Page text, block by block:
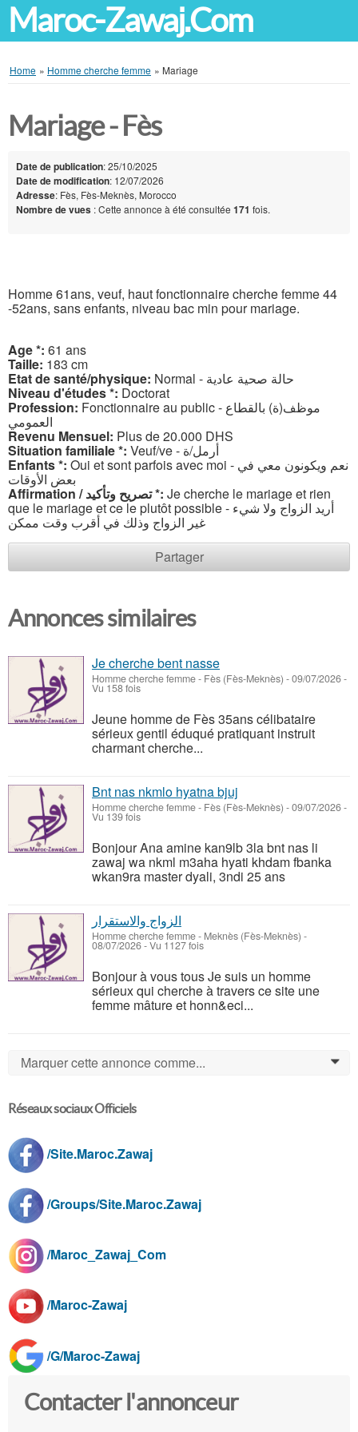
Maroc-Zawaj.Com
Home » Homme cherche femme » Mariage
Mariage - Fès
Date de publication: 25/10/2025
Date de modification: 12/07/2026
Adresse: Fès, Fès-Meknès, Morocco
Nombre de vues : Cette annonce à été consultée 171 fois.
Homme 61ans, veuf, haut fonctionnaire cherche femme 44
-52ans, sans enfants, niveau bac min pour mariage.
Age *: 61 ans
Taille: 183 cm
Etat de santé/physique: Normal - حالة صحية عادية
Niveau d'études *: Doctorat
Profession: Fonctionnaire au public - موظف(ة) بالقطاع
العمومي
Revenu Mensuel: Plus de 20.000 DHS
Situation familiale *: Veuf/ve - أرمل/ة
Enfants *: Oui et sont parfois avec moi - نعم ويكونون معي في
بعض الأوقات
Affirmation / تصريح وتأكيد *: Je cherche le mariage et rien
que le mariage et ce le plutôt possible - أريد الزواج ولا شيء
غير الزواج وذلك في أقرب وقت ممكن
Partager
Annonces similaires
Je cherche bent nasse
Homme cherche femme- Fès (Fès-Meknès) -09/07/2026 -
Vu 158 fois
Jeune homme de Fès 35ans célibataire
sérieux gentil éduqué pratiquant instruit
charmant cherche...
Bnt nas nkmlo hyatna bjuj
Homme cherche femme- Fès (Fès-Meknès) -09/07/2026 -
Vu 139 fois
Bonjour Ana amine kan9lb 3la bnt nas li
zawaj wa nkml m3aha hyati khdam fbanka
wkan9ra master dyali, 3ndi 25 ans
الزواج والاستقرار
Homme cherche femme- Meknès‎ (Fès-Meknès) -
08/07/2026 - Vu 1127 fois
Bonjour à vous tous Je suis un homme
sérieux qui cherche à travers ce site une
femme mâture et honn&eci...
Marquer cette annonce comme... 0
Réseaux sociaux Officiels
/Site.Maroc.Zawaj
/Groups/Site.Maroc.Zawaj
/Maroc_Zawaj_Com
/Maroc-Zawaj
/G/Maroc-Zawaj
Contacter l'annonceur